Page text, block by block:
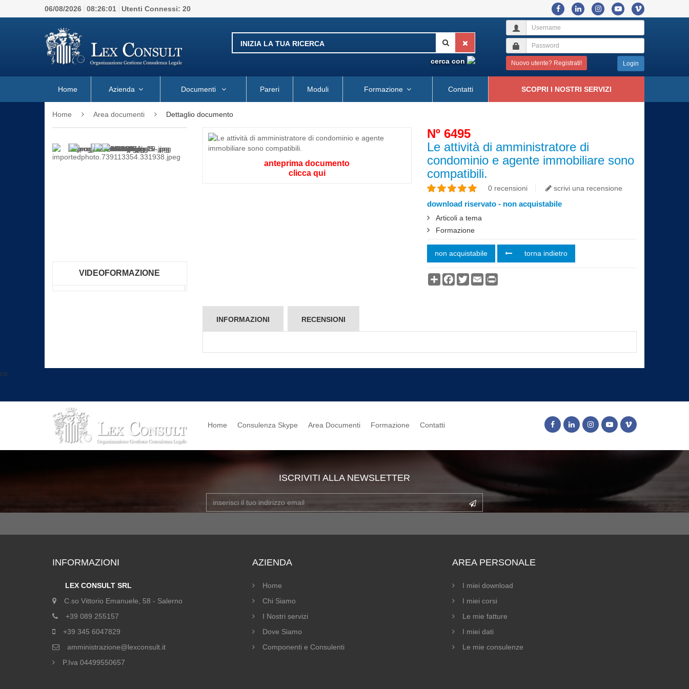
06/08/2026 08:26:01 Utenti Connessi: 20
cerca con Nuovo utente? Registrati! Login
Home Azienda Documenti Pareri Moduli Formazione Contatti SCOPRI I NOSTRI SERVIZI
Home Area documenti Dettaglio documento
VIDEOFORMAZIONE
anteprima documento
clicca qui
Nº 6495
Le attività di amministratore di
condominio e agente immobiliare sono
compatibili.
0 recensioni scrivi una recensione
download riservato - non acquistabile
Articoli a tema
Formazione
non acquistabile torna indietro
CondividiFacebook
TwitterEmail
INFORMAZIONI RECENSIONI
ca
Home Consulenza Skype Area Documenti Formazione Contatti
ISCRIVITI ALLA NEWSLETTER
INFORMAZIONI
LEX CONSULT SRL
C.so Vittorio Emanuele, 58 - Salerno
+39 089 255157
+39 345 6047829
amministrazione@lexconsult.it
P.Iva 04499550657
AZIENDA
Home
Chi Siamo
I Nostri servizi
Dove Siamo
Componenti e Consulenti
AREA PERSONALE
I miei download
I miei corsi
Le mie fatture
I miei dati
Le mie consulenze